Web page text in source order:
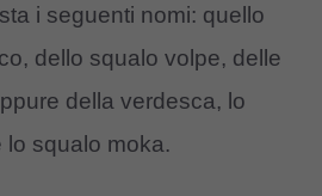
i seguenti nomi: quello
dello squalo volpe, delle
della verdesca, lo
lo squalo moka.